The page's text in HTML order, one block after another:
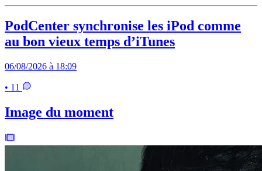
PodCenter synchronise les iPod comme
au bon vieux temps d’iTunes
06/08/2026 à 18:09
• 11
Image du moment